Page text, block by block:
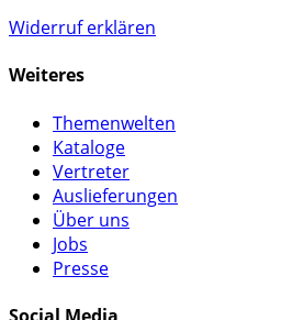
Widerruf erklären
Weiteres
Themenwelten
Kataloge
Vertreter
Auslieferungen
Über uns
Jobs
Presse